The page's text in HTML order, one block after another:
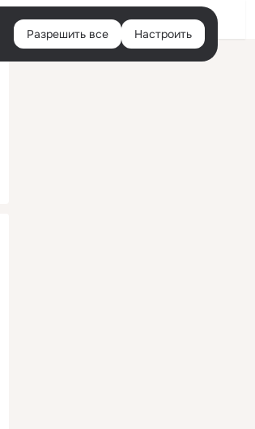
Войти
Разрешить все Настроить